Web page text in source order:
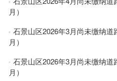
月）
石景山区2026年3月尚未缴纳
月）
石景山区2026年3月尚未缴纳
月）